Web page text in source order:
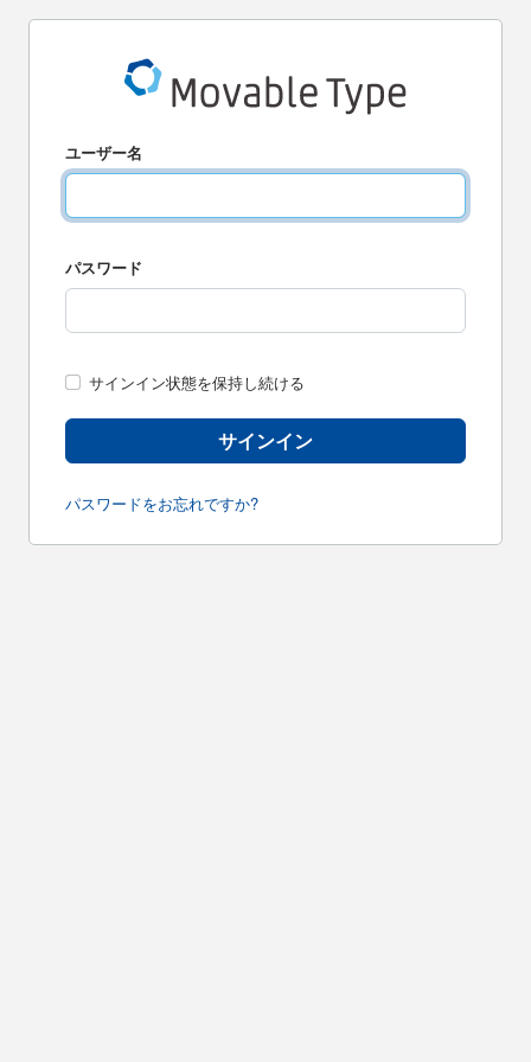
ユーザー名
パスワード
サインイン状態を保持し続ける
パスワードをお忘れですか?
サインイン